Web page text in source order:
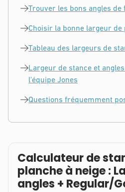
Trouver les bons angles de
Choisir la bonne largeur de
Tableau des largeurs de
Largeur de stance et
l'équipe Jones
Questions fréquemment
Calculateur de
planche à neige :
angles + Regular/